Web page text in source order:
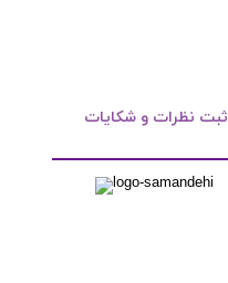
ثبت نظرات و شکایات